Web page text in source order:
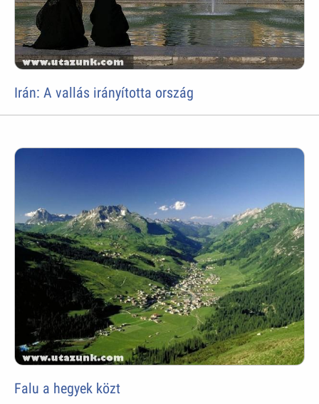
Irán: A vallás irányította ország
Falu a hegyek közt